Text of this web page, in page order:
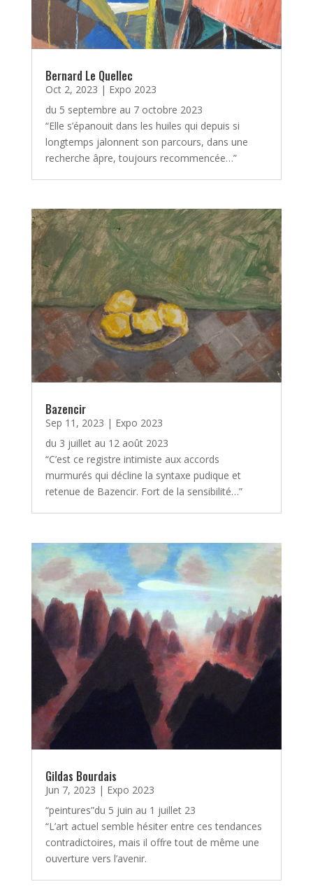
Bernard Le Quellec
Oct 2, 2023 | Expo 2023
du 5 septembre au 7 octobre 2023
“Elle s’épanouit dans les huiles qui depuis si
longtemps jalonnent son parcours, dans une
recherche âpre, toujours recommencée…”
Bazencir
Sep 11, 2023 | Expo 2023
du 3 juillet au 12 août 2023
“C’est ce registre intimiste aux accords
murmurés qui décline la syntaxe pudique et
retenue de Bazencir. Fort de la sensibilité…”
Gildas Bourdais
Jun 7, 2023 | Expo 2023
“peintures”du 5 juin au 1 juillet 23
“L’art actuel semble hésiter entre ces tendances
contradictoires, mais il offre tout de même une
ouverture vers l’avenir.